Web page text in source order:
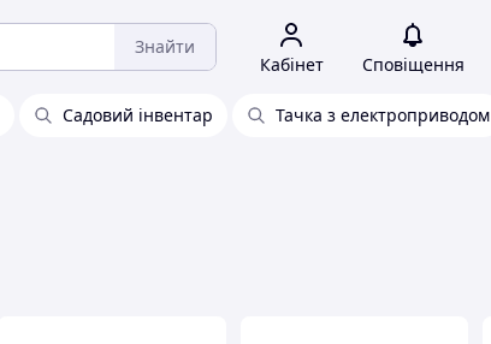
Знайти
Кабінет Сповіщення
Садовий інвентар Тачка з електроприводом